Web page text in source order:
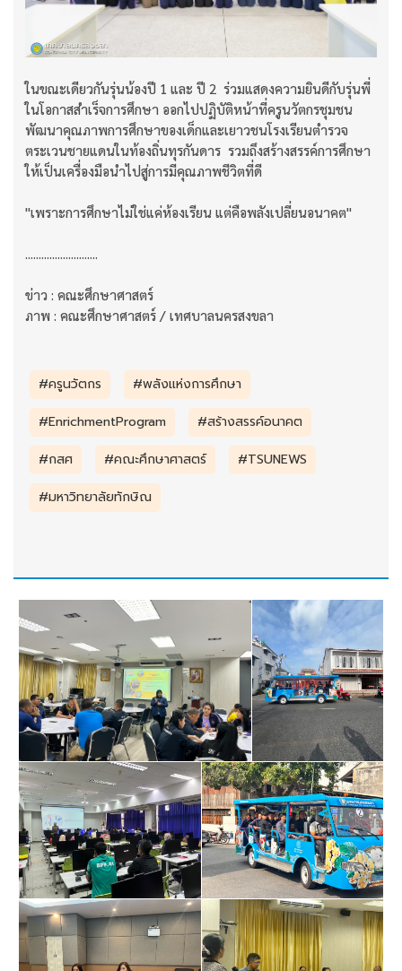
ในขณะเดียวกันรุ่นน้องปี 1 และ ปี 2 ร่วมแสดงความยินดีกับรุ่นพี่
ในโอกาสสำเร็จการศึกษา ออกไปปฏิบัติหน้าที่ครูนวัตกรชุมชน
พัฒนาคุณภาพการศึกษาของเด็กและเยาวชนโรงเรียนตำรวจ
ตระเวนชายแดนในท้องถิ่นทุรกันดาร รวมถึงสร้างสรรค์การศึกษา
ให้เป็นเครื่องมือนำไปสู่การมีคุณภาพชีวิตที่ดี
"เพราะการศึกษาไม่ใช่แค่ห้องเรียน แต่คือพลังเปลี่ยนอนาคต"
ข่าว : คณะศึกษาศาสตร์
ภาพ : คณะศึกษาศาสตร์ / เทศบาลนครสงขลา
#ครูนวัตกร
#พลังแห่งการศึกษา
#EnrichmentProgram
#สร้างสรรค์อนาคต
#กสศ
#คณะศึกษาศาสตร์
#TSUNEWS
#มหาวิทยาลัยทักษิณ